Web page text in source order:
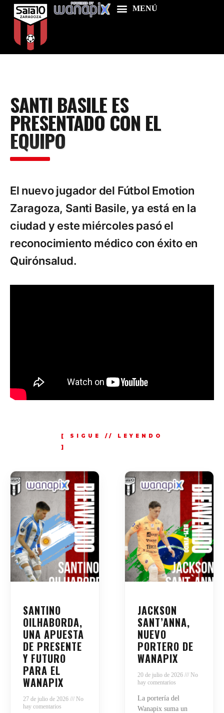
Food & Drink
Features
News
Contacts
SANTI BASILE ES
PRESENTADO CON EL
EQUIPO
El nuevo jugador del Fútbol Emotion
Zaragoza, Santi Basile, ya está en la
ciudad y este miércoles pasó el
reconocimiento médico con éxito en
Quirónsalud.
SANTINO
OILHABORDA,
UNA APUESTA
DE PRESENTE
Y FUTURO
PARA EL
WANAPIX
27 de julio de 2026
No
hay comentarios
JACKSON
SANT’ANNA,
NUEVO
PORTERO DE
WANAPIX
20 de julio de 2026
No
hay comentarios
La portería del
Wanapix suma un